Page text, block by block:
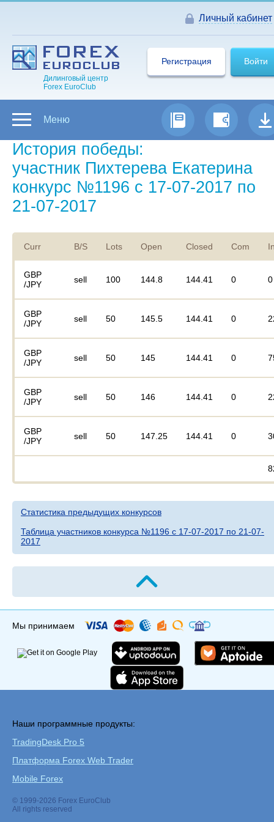
Личный кабинет
Дилинговый центр
Forex EuroClub
Войти
Регистрация
Меню
История победы:
участник Пихтерева Екатерина
конкурс №1196 с 17-07-2017 по
21-07-2017
Curr B/S Lots Open Closed Com
GBP
/JPY
sell 100 144.8 144.41 0 0
GBP
/JPY
sell 50 145.5 144.41 0
GBP
/JPY
sell 50 145 144.41 0
GBP
/JPY
sell 50 146 144.41 0
GBP
/JPY
sell 50 147.25 144.41 0
Статистика предыдущих конкурсов
Таблица участников конкурса №1196 c 17-07-2017 по 21-07-
2017
Мы принимаем
Наши программные продукты:
TradingDesk Pro 5
Платформа Forex Web Trader
Mobile Forex
© 1999-2026 Forex EuroClub
All rights reserved